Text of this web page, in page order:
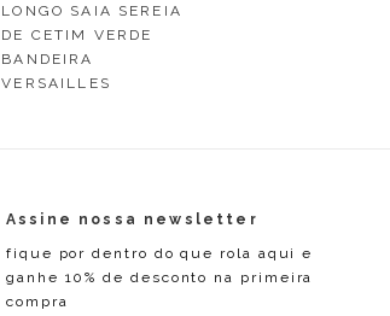
LONGO SAIA SEREIA
DE CETIM VERDE
BANDEIRA
VERSAILLES
Assine nossa newsletter
fique por dentro do que rola aqui e
ganhe 10% de desconto na primeira
compra